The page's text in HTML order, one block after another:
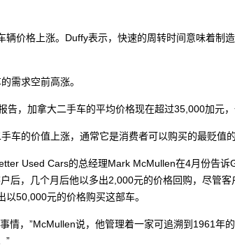
辆价格上涨。Duffy表示，快速的周转时间意味着制
需求空前高涨。
告，加拿大二手车的平均价格现在超过35,000加元，
车的价值上涨，通常它是消费者可以购买的最贬值的
Used Cars的总经理Mark McMullen在4月份告
后，几个月后他以多出2,000元的价格回购，尽管客
50,000元的价格购买这部车。
情，”McMullen说，他管理着一家可追溯到1961年
”